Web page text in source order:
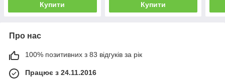
Купити Купити
Про нас
100% позитивних з 83 відгуків за рік
Працює з 24.11.2016